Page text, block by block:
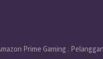
Prime Gaming . Pelanggan